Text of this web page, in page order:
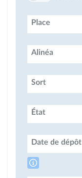
Place
Alinéa
Sort
État
Date de dépôt